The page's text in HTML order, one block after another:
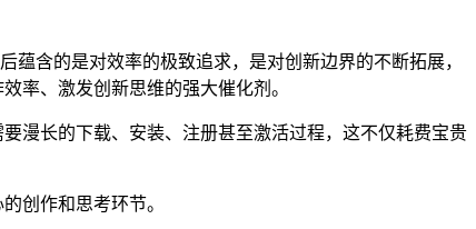
蕴含的是对效率的极致追求，是对创新边界的不断拓展，
率、激发创新思维的强大催化剂。
漫长的下载、安装、注册甚至激活过程，这不仅耗费宝贵
创作和思考环节。